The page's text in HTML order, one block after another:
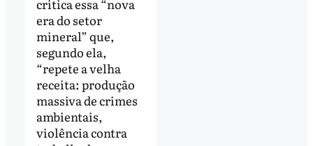
critica essa “nova
era do setor
mineral” que,
segundo ela,
“repete a velha
receita: produção
massiva de crimes
ambientais,
violência contra